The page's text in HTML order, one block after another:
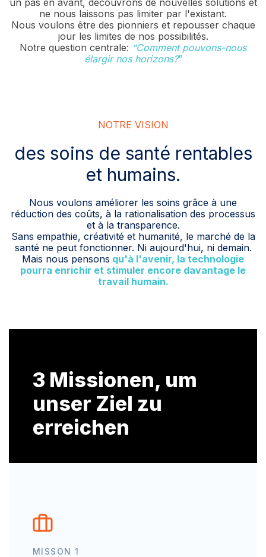
un pas en avant, découvrons de nouvelles solutions et
ne nous laissons pas limiter par l'existant.
Nous voulons être des pionniers et repousser chaque
jour les limites de nos possibilités.
Notre question centrale: “Comment pouvons-nous
élargir nos horizons?”
NOTRE VISION
des soins de santé rentables
et humains.
Nous voulons améliorer les soins grâce à une
réduction des coûts, à la rationalisation des processus
et à la transparence.
Sans empathie, créativité et humanité, le marché de la
santé ne peut fonctionner. Ni aujourd'hui, ni demain.
Mais nous pensons qu'à l'avenir, la technologie
pourra enrichir et stimuler encore davantage le
travail humain.
3 Missionen, um
unser Ziel zu
erreichen
MISSON 1